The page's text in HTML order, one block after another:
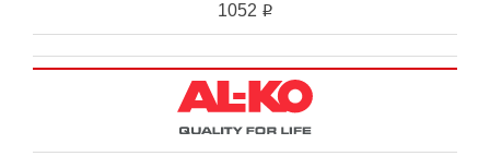
1052 i